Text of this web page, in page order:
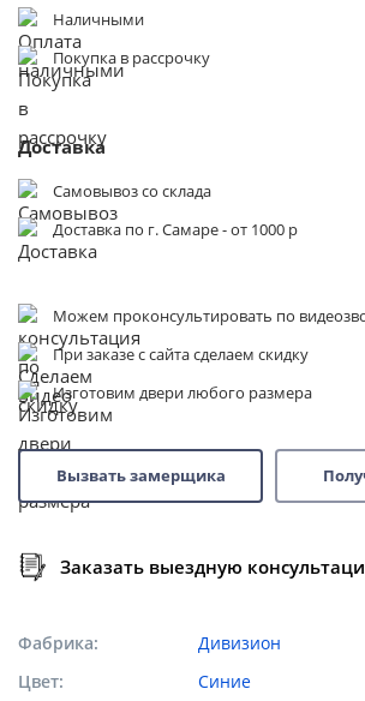
Можем проконсультировать по
При заказе с сайта сделаем скидку
Изготовим двери любого размера
Вызвать замерщика
Заказать выездную
Фабрика
Дивизион
Цвет
Синие
Наличными
Покупка в рассрочку
Доставка
Самовывоз со склада
Доставка по г. Самаре - от 1000 р